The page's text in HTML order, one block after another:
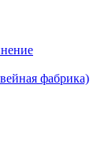
фабрика)